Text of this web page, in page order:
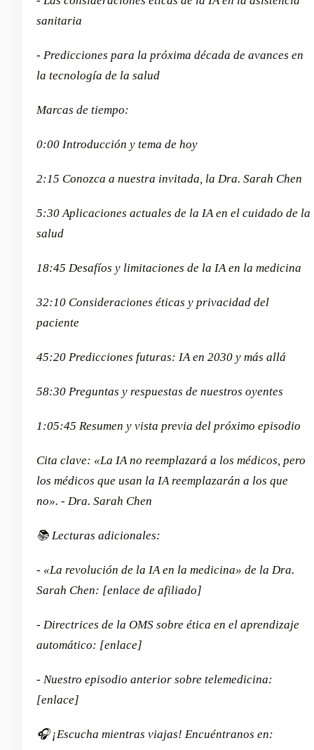
sanitaria
- Predicciones para la próxima década de avances en
la tecnología de la salud
Marcas de tiempo:
0:00 Introducción y tema de hoy
2:15 Conozca a nuestra invitada, la Dra. Sarah Chen
5:30 Aplicaciones actuales de la IA en el cuidado de la
salud
18:45 Desafíos y limitaciones de la IA en la medicina
32:10 Consideraciones éticas y privacidad del
paciente
45:20 Predicciones futuras: IA en 2030 y más allá
58:30 Preguntas y respuestas de nuestros oyentes
1:05:45 Resumen y vista previa del próximo episodio
Cita clave: «La IA no reemplazará a los médicos, pero
los médicos que usan la IA reemplazarán a los que
no». - Dra. Sarah Chen
📚 Lecturas adicionales:
- «La revolución de la IA en la medicina» de la Dra.
Sarah Chen: [enlace de afiliado]
- Directrices de la OMS sobre ética en el aprendizaje
automático: [enlace]
- Nuestro episodio anterior sobre telemedicina:
[enlace]
🎧 ¡Escucha mientras viajas! Encuéntranos en: